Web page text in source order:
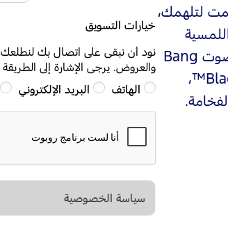
لتلهمك،
بقياس 15.5 بوصة التي توفر لك سهولة التحكم. ومع نظام الصوت Bang
& Olufsen® والمقاعد الفاخرة بتصميم Black Onyx ActiveX™،
خيارات التسويق
نود أن نبقى على اتصال بك
والعروض. يرجى الإشارة إلى
الهاتف
البريد الإلكتروني
سياسة الخصوصية